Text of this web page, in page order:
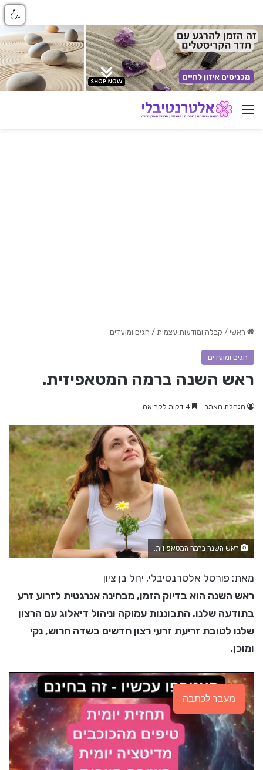
ניווט באתר
ראשי / קבלה ומודעות עצמית / חגים ומועדים
חגים ומועדים
ראש השנה ברמה המטאפיזית.
הנהלת האתר
ראש השנה ברמה המטאפיזית.
מאת: פורטל אלטרנטיבלי, יהל בן ציון
ראש השנה הוא בדיוק הזמן, מבחינה אנרגטית לזרוע זרע
בתודעה שלנו. התבוננות עמוקה וניהול דיאלוג עם הרצון
שלנו לטובת זריעת זרעי רצון חדשים בשדה חרוש, נקי
ומוכן.
מעבר לכתבה